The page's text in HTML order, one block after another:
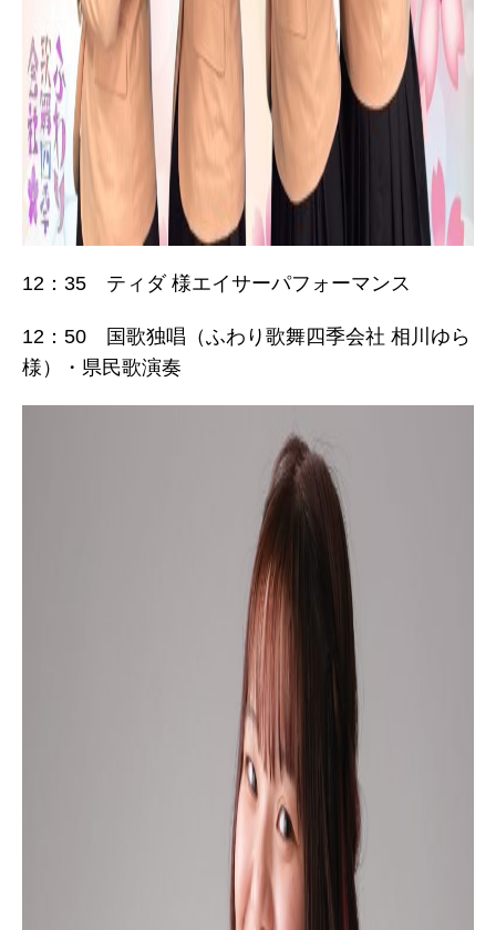
12：35 ティダ 様エイサーパフォーマンス
12：50 国歌独唱（ふわり歌舞四季会社 相川ゆら
様）・県民歌演奏